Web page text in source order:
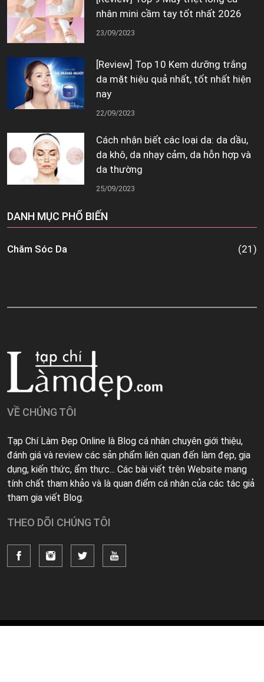
nhân mini cầm tay tốt nhất 2026
23/09/2023
[Review] Top 10 Kem dưỡng trắng
da mặt hiệu quả nhất, tốt nhất hiện
nay
22/09/2023
Cách nhận biết các loại da: da dầu,
da khô, da nhạy cảm, da hỗn hợp và
da thường
25/09/2023
DANH MỤC PHỔ BIẾN
Chăm Sóc Da (21)
VỀ CHÚNG TÔI
Tạp Chí Làm Đẹp Online là Blog cá nhân chuyên giới thiệu,
đánh giá và review các sản phẩm liên quan đến làm đẹp, gia
dụng, kiến thức, ẩm thực... Các bài viết trên Website mang
tính chất tham khảo và là quan điểm cá nhân của các tác giả
tham gia viết Blog.
THEO DÕI CHÚNG TÔI